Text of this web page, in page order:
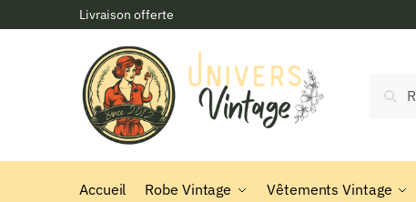
to
to
Livraison offerte
Accueil Robe Vintage Vêtements Vintage